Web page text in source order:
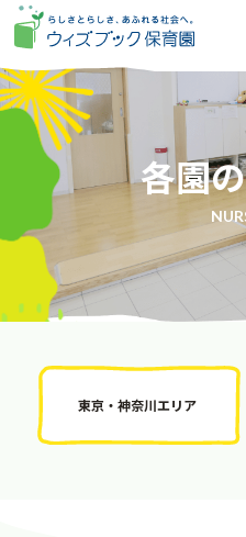
各園
東京・神奈川エリア